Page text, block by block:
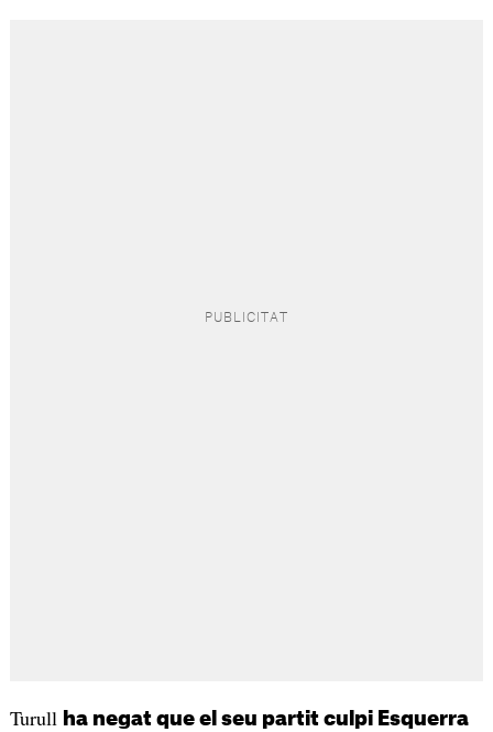
Turull ha negat que el seu partit culpi Esquerra